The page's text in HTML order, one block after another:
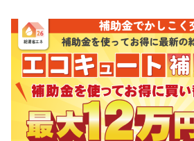
ビ
ゲ
ー
シ
ョ